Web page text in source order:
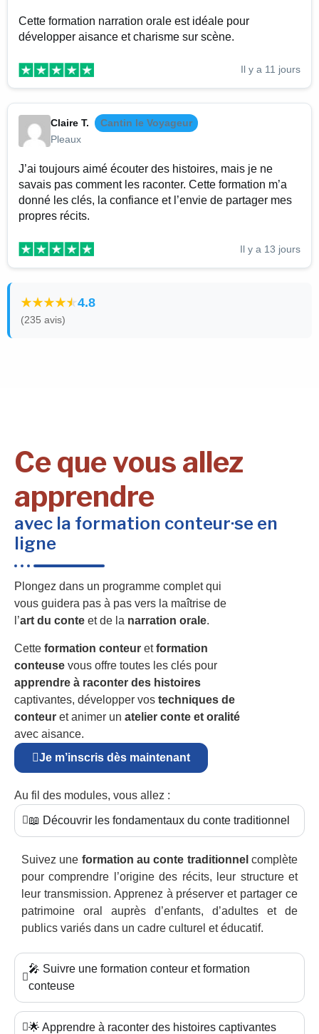
Cette formation narration orale est idéale pour
développer aisance et charisme sur scène.
Il y a 11 jours
Claire T.
Cantin le Voyageur
Pleaux
J’ai toujours aimé écouter des histoires, mais je ne
savais pas comment les raconter. Cette formation m’a
donné les clés, la confiance et l’envie de partager mes
propres récits.
Il y a 13 jours
4.8
(235 avis)
Ce que vous allez
apprendre
avec la formation conteur·se en
ligne
Plongez dans un programme complet qui
vous guidera pas à pas vers la maîtrise de
l’art du conte et de la narration orale.
Cette formation conteur etformation
conteuse vous offre toutes les clés pour
apprendre à raconter des histoires
captivantes, développer vos techniques de
conteur et animer un atelier conte et oralité
avec aisance.
Je m’inscris dès maintenant
Au fil des modules, vous allez :
📖 Découvrir les fondamentaux du conte traditionnel
Suivez une formation au conte traditionnel complète
pour comprendre l’origine des récits, leur structure et
leur transmission. Apprenez à préserver et partager ce
patrimoine oral auprès d’enfants, d’adultes et de
publics variés dans un cadre culturel et éducatif.
🎤 Suivre une formation conteur et formation
conteuse
🌟 Apprendre à raconter des histoires captivantes